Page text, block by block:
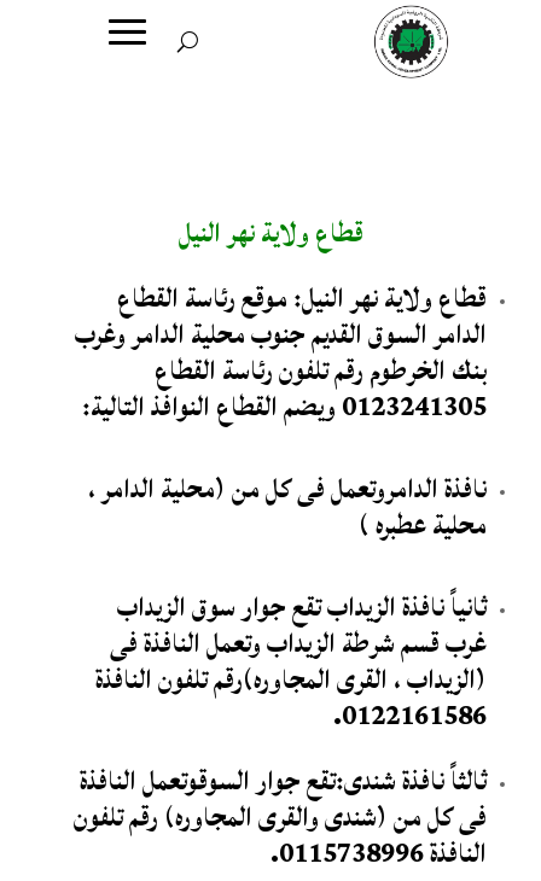
قطاع ولاية نهر النيل
قطاع ولاية نهر النيل: موقع رئاسة القطاع
الدامر السوق القديم جنوب محلية الدامر وغرب
بنك الخرطوم رقم تلفون رئاسة القطاع
0123241305 ويضم القطاع النوافذ التالية:
نافذة الدامروتعمل فى كل من (محلية الدامر ،
محلية عطبره )
ثانياً نافذة الزيداب تقع جوار سوق الزيداب
غرب قسم شرطةالزيداب وتعمل النافذة فى
(الزيداب ، القرى المجاوره)رقم تلفون النافذة
0122161586.
ثالثاً نافذة شندى:تقع جوار السوقوتعمل النافذة
فى كل من (شندى والقرى المجاوره) رقم تلفون
النافذة 0115738996.